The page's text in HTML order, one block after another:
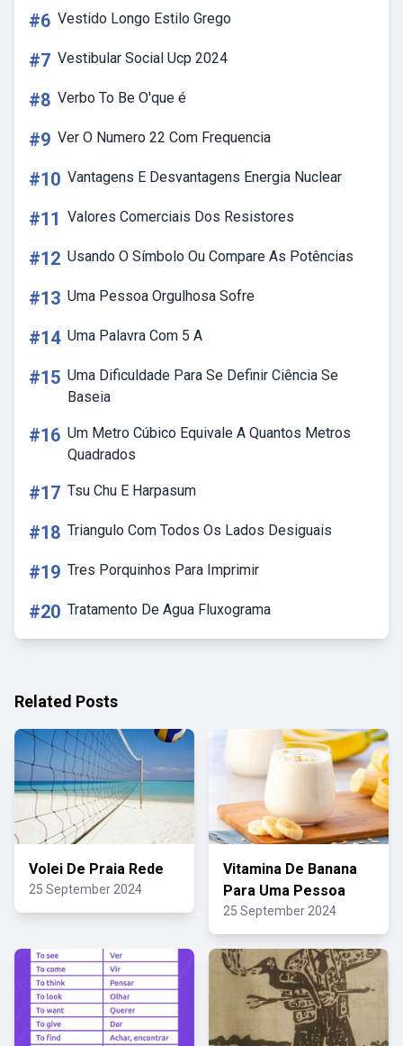
#6 Vestido Longo Estilo Grego
#7 Vestibular Social Ucp 2024
#8 Verbo To Be O'que é
#9 Ver O Numero 22 Com Frequencia
#10 Vantagens E Desvantagens Energia Nuclear
#11 Valores Comerciais Dos Resistores
#12 Usando O Símbolo Ou Compare As Potências
#13 Uma Pessoa Orgulhosa Sofre
#14 Uma Palavra Com 5 A
#15 Uma Dificuldade Para Se Definir Ciência Se
Baseia
#16 Um Metro Cúbico Equivale A Quantos Metros
Quadrados
#17 Tsu Chu E Harpasum
#18 Triangulo Com Todos Os Lados Desiguais
#19 Tres Porquinhos Para Imprimir
#20 Tratamento De Agua Fluxograma
Related Posts
Volei De Praia Rede
25 September 2024
Vitamina De Banana
Para Uma Pessoa
25 September 2024